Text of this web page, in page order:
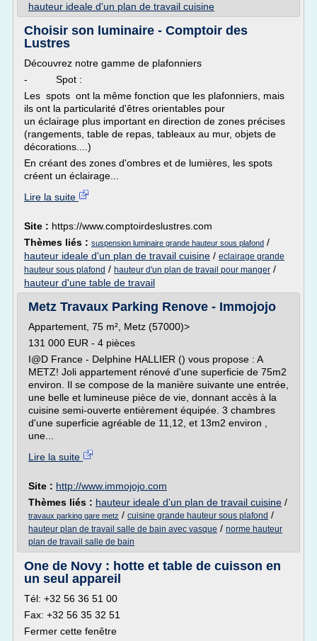
hauteur ideale d'un plan de travail cuisine
Choisir son luminaire - Comptoir des
Lustres
Découvrez notre gamme de plafonniers
- Spot :
Les spots ont la même fonction que les plafonniers, mais
ils ont la particularité d'êtres orientables pour
un éclairage plus important en direction de zones précises
(rangements, table de repas, tableaux au mur, objets de
décorations....)
En créant des zones d'ombres et de lumières, les spots
créent un éclairage...
Lire la suite
Site : https://www.comptoirdeslustres.com
Thèmes liés : suspension luminaire grande hauteur sous plafond /
hauteur ideale d'un plan de travail cuisine / eclairage grande
hauteur sous plafond / hauteur d'un plan de travail pour manger /
hauteur d'une table de travail
Metz Travaux Parking Renove - Immojojo
Appartement, 75 m², Metz (57000)>
131 000 EUR - 4 pièces
I@D France - Delphine HALLIER () vous propose : A
METZ! Joli appartement rénové d'une superficie de 75m2
environ. Il se compose de la manière suivante une entrée,
une belle et lumineuse pièce de vie, donnant accès à la
cuisine semi-ouverte entièrement équipée. 3 chambres
d'une superficie agréable de 11,12, et 13m2 environ ,
une...
Lire la suite
Site : http://www.immojojo.com
Thèmes liés : hauteur ideale d'un plan de travail cuisine /
travaux parking gare metz / cuisine grande hauteur sous plafond /
hauteur plan de travail salle de bain avec vasque / norme hauteur
plan de travail salle de bain
One de Novy : hotte et table de cuisson en
un seul appareil
Tél: +32 56 36 51 00
Fax: +32 56 35 32 51
Fermer cette fenêtre